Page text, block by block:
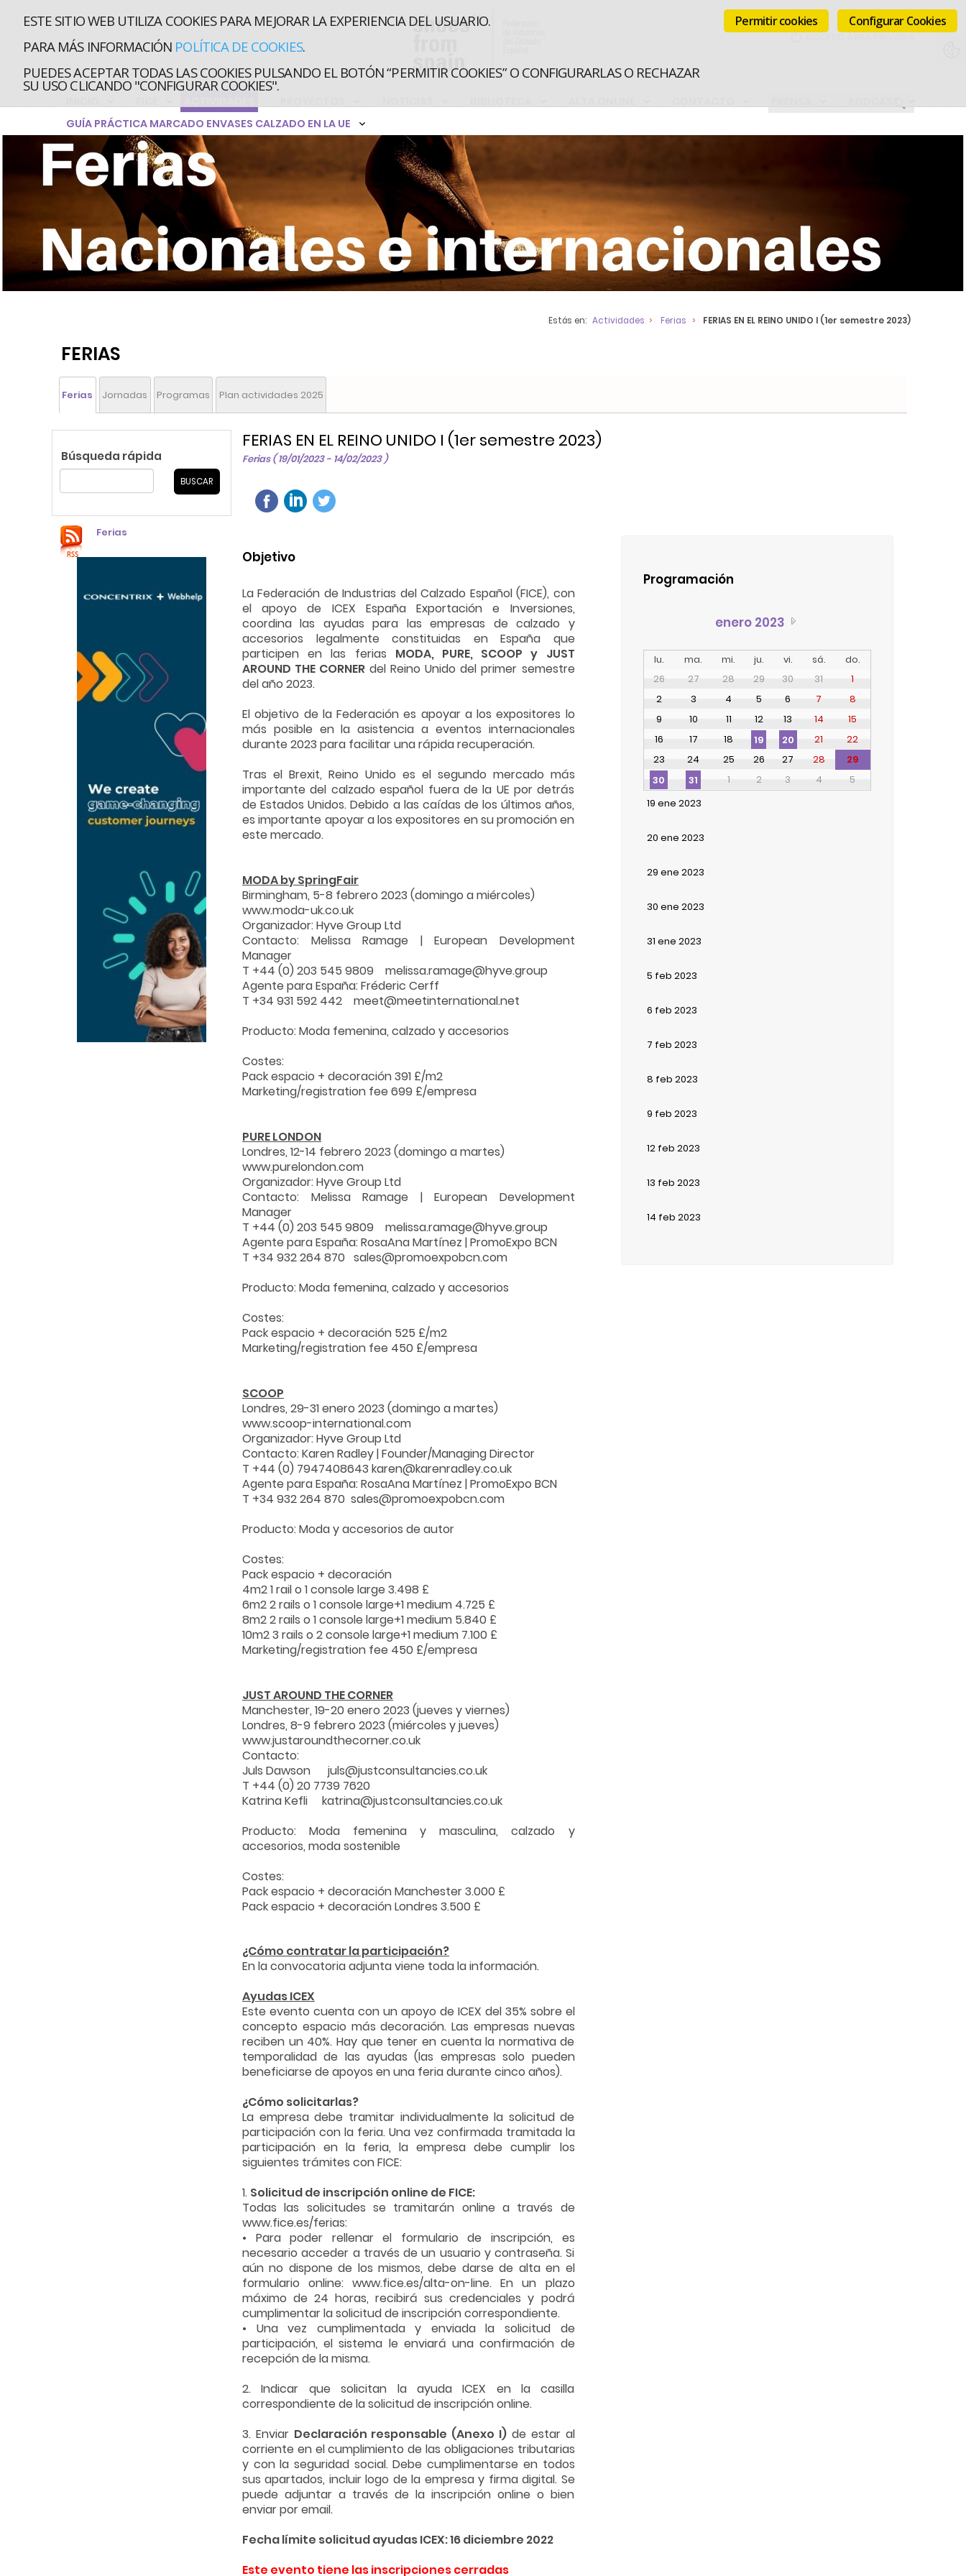
ESTE SITIO WEB UTILIZA COOKIES PARA MEJORAR LA EXPERIENCIA DEL USUARIO.
PARA MÁS INFORMACIÓN POLÍTICA DE COOKIES.
PUEDES ACEPTAR TODAS LAS COOKIES PULSANDO EL BOTÓN “PERMITIR COOKIES” O CONFIGURARLAS O RECHAZAR
SU USO CLICANDO "CONFIGURAR COOKIES".
Configurar Cookies
Permitir cookies
GUÍA PRÁCTICA MARCADO ENVASES CALZADO EN LA UE
Estás en: Actividades Ferias FERIAS EN EL REINO UNIDO I (1er semestre 2023)
FERIAS
Ferias Jornadas Programas Plan actividades 2025
FERIAS EN EL REINO UNIDO I (1er semestre 2023)
Ferias ( 19/01/2023 - 14/02/2023 )
Objetivo
La Federación de Industrias del Calzado Español (FICE), con
el apoyo de ICEX España Exportación e Inversiones,
coordina las ayudas para las empresas de calzado y
accesorios legalmente constituidas en España que
participen en las ferias MODA, PURE, SCOOP y JUST
AROUND THE CORNER del Reino Unido del primer semestre
del año 2023.
El objetivo de la Federación es apoyar a los expositores lo
más posible en la asistencia a eventos internacionales
durante 2023 para facilitar una rápida recuperación.
Tras el Brexit, Reino Unido es el segundo mercado más
importante del calzado español fuera de la UE por detrás
de Estados Unidos. Debido a las caídas de los últimos años,
es importante apoyar a los expositores en su promoción en
este mercado.
MODA by SpringFair
Birmingham, 5-8 febrero 2023 (domingo a miércoles)
www.moda-uk.co.uk
Organizador: Hyve Group Ltd
Contacto: Melissa Ramage | European Development
Manager
T +44 (0) 203 545 9809 melissa.ramage@hyve.group
Agente para España: Fréderic Cerff
T +34 931 592 442 meet@meetinternational.net
Producto: Moda femenina, calzado y accesorios
Costes:
Pack espacio + decoración 391 £/m2
Marketing/registration fee 699 £/empresa
PURE LONDON
Londres, 12-14 febrero 2023 (domingo a martes)
www.purelondon.com
Organizador: Hyve Group Ltd
Contacto: Melissa Ramage | European Development
Manager
T +44 (0) 203 545 9809 melissa.ramage@hyve.group
Agente para España: RosaAna Martínez | PromoExpo BCN
T +34 932 264 870 sales@promoexpobcn.com
Producto: Moda femenina, calzado y accesorios
Costes:
Pack espacio + decoración 525 £/m2
Marketing/registration fee 450 £/empresa
SCOOP
Londres, 29-31 enero 2023 (domingo a martes)
www.scoop-international.com
Organizador: Hyve Group Ltd
Contacto: Karen Radley | Founder/Managing Director
T +44 (0) 7947408643 karen@karenradley.co.uk
Agente para España: RosaAna Martínez | PromoExpo BCN
T +34 932 264 870 sales@promoexpobcn.com
Producto: Moda y accesorios de autor
Costes:
Pack espacio + decoración
4m2 1 rail o 1 console large 3.498 £
6m2 2 rails o 1 console large+1 medium 4.725 £
8m2 2 rails o 1 console large+1 medium 5.840 £
10m2 3 rails o 2 console large+1 medium 7.100 £
Marketing/registration fee 450 £/empresa
JUST AROUND THE CORNER
Manchester, 19-20 enero 2023 (jueves y viernes)
Londres, 8-9 febrero 2023 (miércoles y jueves)
www.justaroundthecorner.co.uk
Contacto:
Juls Dawson juls@justconsultancies.co.uk
T +44 (0) 20 7739 7620
Katrina Kefli katrina@justconsultancies.co.uk
Producto: Moda femenina y masculina, calzado y
accesorios, moda sostenible
Costes:
Pack espacio + decoración Manchester 3.000 £
Pack espacio + decoración Londres 3.500 £
¿Cómo contratar la participación?
En la convocatoria adjunta viene toda la información.
Ayudas ICEX
Este evento cuenta con un apoyo de ICEX del 35% sobre el
concepto espacio más decoración. Las empresas nuevas
reciben un 40%. Hay que tener en cuenta la normativa de
temporalidad de las ayudas (las empresas solo pueden
beneficiarse de apoyos en una feria durante cinco años).
¿Cómo solicitarlas?
La empresa debe tramitar individualmente la solicitud de
participación con la feria. Una vez confirmada tramitada la
participación en la feria, la empresa debe cumplir los
siguientes trámites con FICE:
1. Solicitud de inscripción online de FICE:
Todas las solicitudes se tramitarán online a través de
www.fice.es/ferias:
• Para poder rellenar el formulario de inscripción, es
necesario acceder a través de un usuario y contraseña. Si
aún no dispone de los mismos, debe darse de alta en el
formulario online: www.fice.es/alta-on-line. En un plazo
máximo de 24 horas, recibirá sus credenciales y podrá
cumplimentar la solicitud de inscripción correspondiente.
• Una vez cumplimentada y enviada la solicitud de
participación, el sistema le enviará una confirmación de
recepción de la misma.
2. Indicar que solicitan la ayuda ICEX en la casilla
correspondiente de la solicitud de inscripción online.
3. Enviar Declaración responsable (Anexo I) de estar al
corriente en el cumplimiento de las obligaciones tributarias
y con la seguridad social. Debe cumplimentarse en todos
sus apartados, incluir logo de la empresa y firma digital. Se
puede adjuntar a través de la inscripción online o bien
enviar por email.
Fecha límite solicitud ayudas ICEX: 16 diciembre 2022
Este evento tiene las inscripciones cerradas
Programación
enero 2023
lu. ma. mi. ju. vi. sá.
do.
26
27 28 29 30 31
1
2
3 4 5 6 7
8
9
10 11 12 13 14
15
16
17 18 19 20 21
22
23
24 25 26 27 28
29
30
31 1 2 3 4
5
19 ene 2023
20 ene 2023
29 ene 2023
30 ene 2023
31 ene 2023
5 feb 2023
6 feb 2023
7 feb 2023
8 feb 2023
9 feb 2023
12feb 2023
13 feb 2023
14 feb 2023
Búsqueda rápida
Ferias